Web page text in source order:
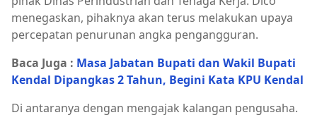
menegaskan, pihaknya akan terus melakukan upaya
percepatan penurunan angka pengangguran.
Baca Juga : Masa Jabatan Bupati dan Wakil Bupati
Kendal Dipangkas 2 Tahun, Begini Kata KPU Kendal
Di antaranya dengan mengajak kalangan pengusaha.